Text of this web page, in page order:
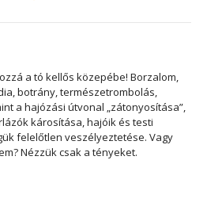
a tó kellős közepébe! Borzalom,
botrány, természetrombolás,
a hajózási útvonal „zátonyosítása”,
károsítása, hajóik és testi
felelőtlen veszélyeztetése. Vagy
Nézzük csak a tényeket.